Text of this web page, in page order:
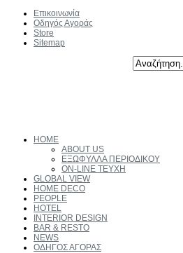
Επικοινωνία
Οδηγός Αγοράς
Store
Sitemap
HOME
ABOUT US
ΕΞΩΦΥΛΛΑ ΠΕΡΙΟΔΙΚΟΥ
ON-LINE ΤΕΥΧΗ
GLOBAL VIEW
HOME DECO
PEOPLE
HOTEL
INTERIOR DESIGN
BAR & RESTO
NEWS
ΟΔΗΓΟΣ ΑΓΟΡΑΣ